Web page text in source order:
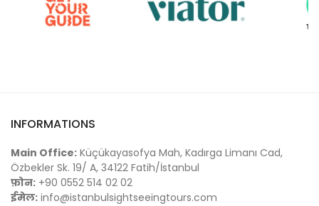
INFORMATIONS
Main Office: Küçükayasofya Mah, Kadırga Limanı Cad,
Özbekler Sk. 19/ A, 34122 Fatih/İstanbul
फ़ोन: +90 0552 514 02 02
ईमेल: info@istanbulsightseeingtours.com